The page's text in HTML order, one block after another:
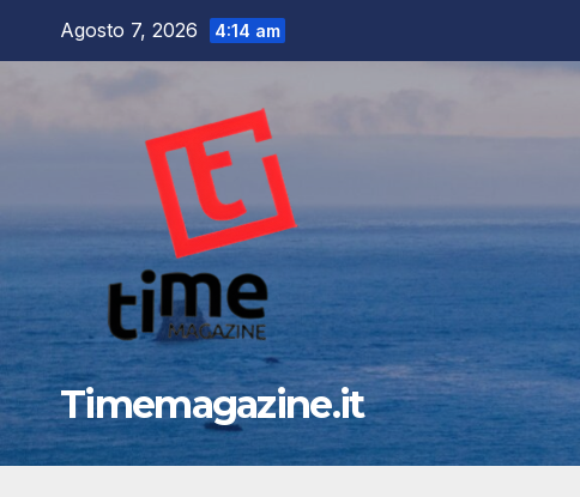
Agosto 7, 2026 4:14 am
Timemagazine.it